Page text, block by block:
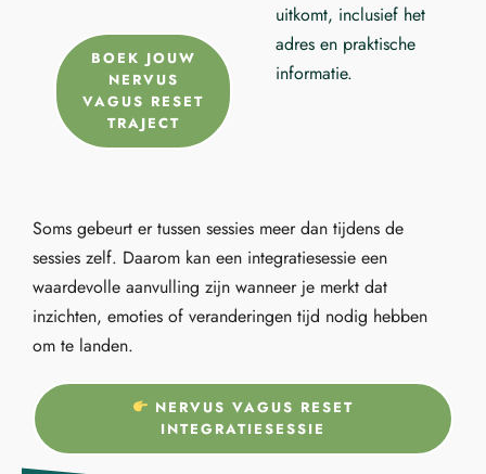
BOEK JOUW
NERVUS
VAGUS RESET
TRAJECT
uitkomt, inclusief het
adres en praktische
informatie.
Soms gebeurt er tussen sessies meer dan tijdens de
sessies zelf. Daarom kan een integratiesessie een
waardevolle aanvulling zijn wanneer je merkt dat
inzichten, emoties of veranderingen tijd nodig hebben
om te landen.
NERVUS VAGUS RESET
INTEGRATIESESSIE